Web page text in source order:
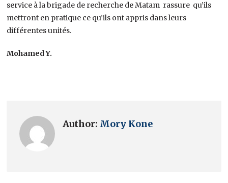
service à la brigade de recherche de Matam rassure qu’ils
mettront en pratique ce qu’ils ont appris dans leurs
différentes unités.
Mohamed Y.
Author: Mory Kone